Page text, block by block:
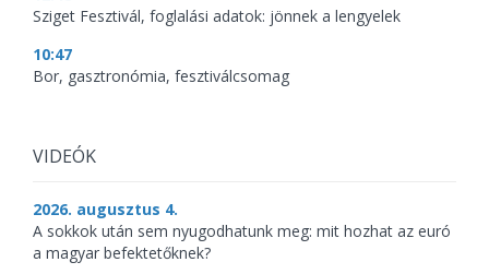
Sziget Fesztivál, foglalási adatok: jönnek a lengyelek
10:47
Bor, gasztronómia, fesztiválcsomag
VIDEÓK
2026. augusztus 4.
A sokkok után sem nyugodhatunk meg: mit hozhat az euró
a magyar befektetőknek?